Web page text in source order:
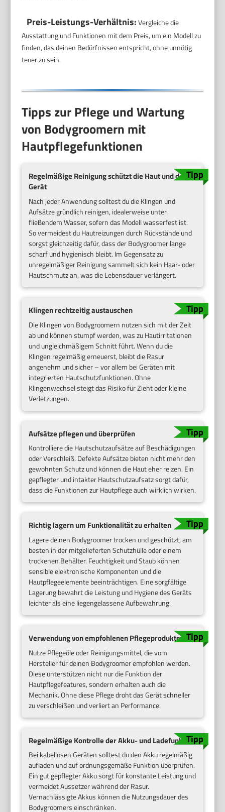
Preis-Leistungs-Verhältnis:Vergleiche die
Ausstattung und Funktionen mit dem Preis, um ein Modell zu
finden, das deinen Bedürfnissen entspricht, ohne unnötig
teuer zu sein.
Tipps zur Pflege und Wartung
von Bodygroomern mit
Hautpflegefunktionen
Regelmäßige Reinigung schützt die Haut und das
Gerät
Nach jeder Anwendung solltest du die Klingen und
Aufsätze gründlich reinigen, idealerweise unter
fließendem Wasser, sofern das Modell wasserfest ist.
So vermeidest du Hautreizungen durch Rückstände und
sorgst gleichzeitig dafür, dass der Bodygroomer lange
scharf und hygienisch bleibt. Im Gegensatz zu
unregelmäßiger Reinigung sammelt sich kein Haar- oder
Hautschmutz an, was die Lebensdauer verlängert.
Klingen rechtzeitig austauschen
Die Klingen von Bodygroomern nutzen sich mit der Zeit
ab und können stumpf werden, was zu Hautirritationen
und ungleichmäßigem Schnitt führt. Wenn du die
Klingen regelmäßig erneuerst, bleibt die Rasur
angenehm und sicher – vor allem bei Geräten mit
integrierten Hautschutzfunktionen. Ohne
Klingenwechsel steigt das Risiko für Zieht oder kleine
Verletzungen.
Aufsätze pflegen und überprüfen
Kontrolliere die Hautschutzaufsätze auf Beschädigungen
oder Verschleiß. Defekte Aufsätze bieten nicht mehr den
gewohnten Schutz und können die Haut eher reizen. Ein
gepflegter und intakter Hautschutzaufsatz sorgt dafür,
dass die Funktionen zur Hautpflege auch wirklich wirken.
Richtig lagern um Funktionalität zu erhalten
Lagere deinen Bodygroomer trocken und geschützt, am
besten in der mitgelieferten Schutzhülle oder einem
trockenen Behälter. Feuchtigkeit und Staub können
sensible elektronische Komponenten und die
Hautpflegeelemente beeinträchtigen. Eine sorgfältige
Lagerung bewahrt die Leistung und Hygiene des Geräts
leichter als eine liegengelassene Aufbewahrung.
Verwendung von empfohlenen Pflegeprodukten
Nutze Pflegeöle oder Reinigungsmittel, die vom
Hersteller für deinen Bodygroomer empfohlen werden.
Diese unterstützen nicht nur die Funktion der
Hautpflegefeatures, sondern erhalten auch die
Mechanik. Ohne diese Pflege droht das Gerät schneller
zu verschleißen und verliert an Performance.
Regelmäßige Kontrolle der Akku- und Ladefunktion
Bei kabellosen Geräten solltest du den Akku regelmäßig
aufladen und auf ordnungsgemäße Funktion überprüfen.
Ein gut gepflegter Akku sorgt für konstante Leistung und
vermeidet Aussetzer während der Rasur.
Vernachlässigte Akkus können die Nutzungsdauer des
Bodygroomers einschränken.